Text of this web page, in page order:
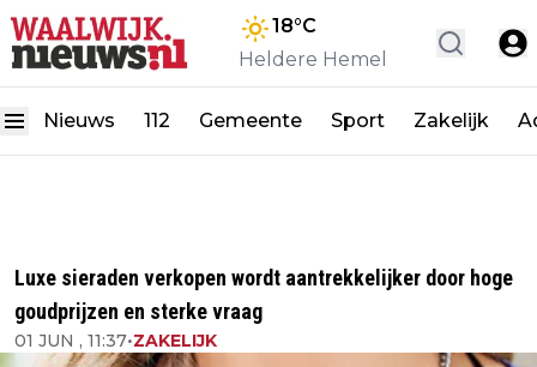
18°C
Heldere Hemel
Nieuws 112 Gemeente Sport Zakelijk
Luxe sieraden verkopen wordt aantrekkelijker door hoge
goudprijzen en sterke vraag
01 JUN , 11:37•ZAKELIJK